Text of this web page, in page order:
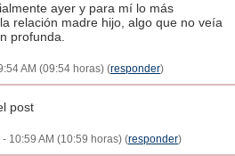
ayer y para mí lo más
relación madre hijo, algo que no veía
profunda.
AM (09:54 horas) (responder)
post
10:59 AM (10:59 horas) (responder)